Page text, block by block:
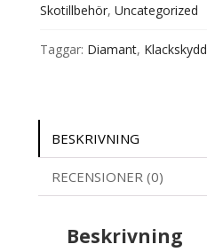
Skotillbehör, Uncategorized
Taggar: Diamant, Klackskydd
BESKRIVNING
RECENSIONER (0)
Beskrivning